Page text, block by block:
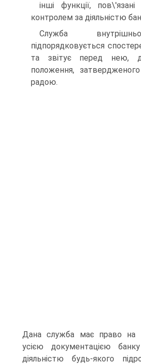
інші функції,
контролем за діяльністю
Служба
підпорядковується
та звітує перед нею,
положення,
радою.
Дана служба має право на
усією документацією
діяльністю будь-якого